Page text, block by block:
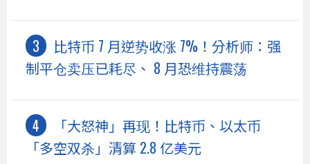
比特币 7 月逆势收涨 7%！分析师：强
制平仓卖压已耗尽、 8 月恐维持震荡
「大怒神」再现！比特币、以太币
「多空双杀」清算 2.8 亿美元